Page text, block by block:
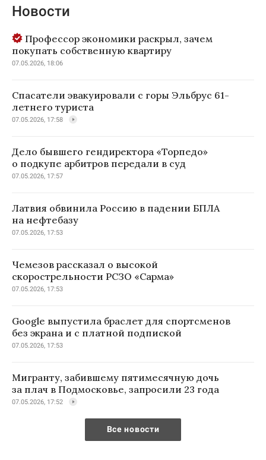
Новости
Профессор экономики раскрыл, зачем
покупать собственную квартиру
07.05.2026, 18:06
Спасатели эвакуировали с горы Эльбрус 61-
летнего туриста
07.05.2026, 17:58
Дело бывшего гендиректора «Торпедо»
о подкупе арбитров передали в суд
07.05.2026, 17:57
Латвия обвинила Россию в падении БПЛА
на нефтебазу
07.05.2026, 17:53
Чемезов рассказал о высокой
скорострельности РСЗО «Сарма»
07.05.2026, 17:53
Google выпустила браслет для спортсменов
без экрана и с платной подпиской
07.05.2026, 17:53
Мигранту, забившему пятимесячную дочь
за плач в Подмосковье, запросили 23 года
07.05.2026, 17:52
Все новости